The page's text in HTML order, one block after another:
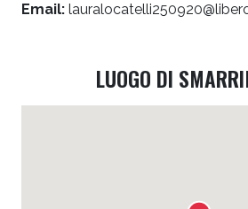
Email:
LUOGO DI